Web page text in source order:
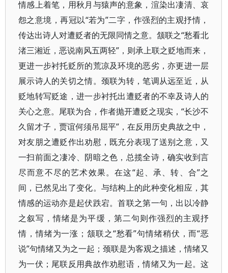
情感上着笔，用秋月与猿声的意象，渲染出凄清、哀
怨之意境，再冠以“若为”二字，作强烈的主观抒情，
传达出诗人对遭贬者的无限同情之意。颔联之“愁看北
渚三湘近，恶说南风五两轻”，则承上联之贬地而来，
更进一步衬托贬所的荒凉及环境的恶劣，亦更进一层
展示诗人的关切之情。颈联为转，笔调从远至近，从
贬地转写贬途，进一步衬托出遭贬者的不幸及诗人的
关心之意。尾联为合，作者抛开遭贬之现实，“长沙不
久留才子，贾谊何须吊屈平”，在反用历史典故之中，
对友朋之遭贬作出劝慰，既充分表现了送别之意，又
一扫前面之凄冷、阴暗之色，总揽全诗，确实收到言
尽而意不尽的艺术效果。在这“起、承、转、合”之
间，已然见出了变化。与结构上的此种变化相应，其
情感的运动亦是起伏跌宕。首联之第一句，出以冷静
之叙写，情绪是为平缓，第二句则作强烈的主观抒
情，情绪为一涨；颔联之“愁看”句情绪稍伏，而“恶
说”句情绪又为之一起；颈联是为客观之描述，情绪又
为一伏；尾联反用典故作劝慰语，情绪又为一起。这